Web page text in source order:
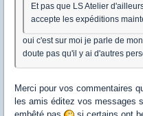
Et pas que LS Atelier
accepte les expéditions
oui c'est sur moi je parle de
doute pas qu'il y ai d'autres
Merci pour vos commentaires
les amis éditez vos messages